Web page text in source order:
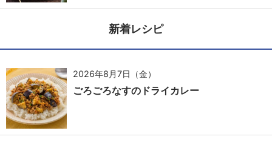
新着レシピ
2026年8月7日（金）
ごろごろなすのドライカレー